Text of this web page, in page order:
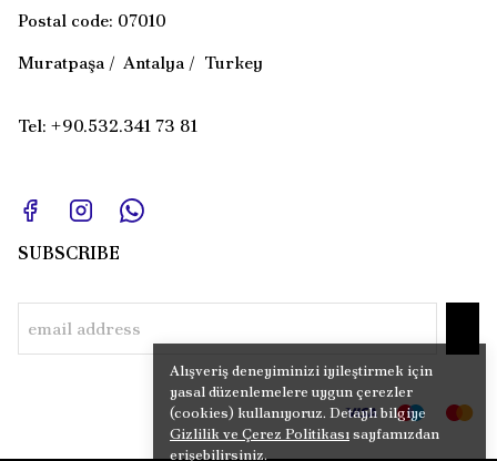
Alışveriş deneyiminizi iyileştirmek için
yasal düzenlemelere uygun çerezler
(cookies) kullanıyoruz. Detaylı bilgiye
Gizlilik ve Çerez Politikasısayfamızdan
erişebilirsiniz.
Postal code: 07010
Muratpaşa / Antalya / Turkey
Tel: +90.532.341 73 81
SUBSCRIBE